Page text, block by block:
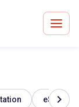
eSanté
chevron_right